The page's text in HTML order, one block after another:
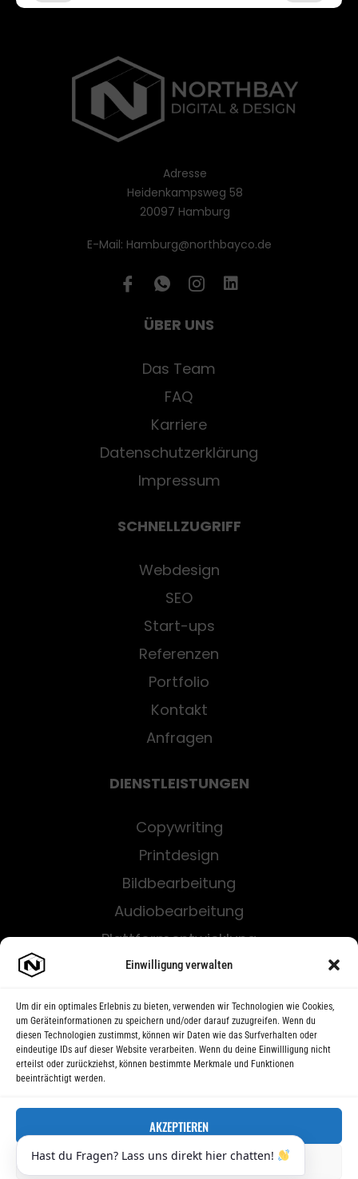
Einwilligung verwalten
Um dir ein optimales Erlebnis zu bieten, verwenden wir Technologien wie Cookies,
um Geräteinformationen zu speichern und/oder darauf zuzugreifen. Wenn du
diesen Technologien zustimmst, können wir Daten wie das Surfverhalten oder
eindeutige IDs auf dieser Website verarbeiten. Wenn du deine Einwillligung nicht
erteilst oder zurückziehst, können bestimmte Merkmale und Funktionen
beeinträchtigt werden.
AKZEPTIEREN
ABLEHNEN
Adresse
Heidenkampsweg 58
20097 Hamburg
E-Mail: Hamburg@northbayco.de
ÜBER UNS
Das Team
FAQ
Karriere
Datenschutzerklärung
Impressum
SCHNELLZUGRIFF
Webdesign
SEO
Start-ups
Referenzen
Portfolio
Kontakt
Anfragen
DIENSTLEISTUNGEN
Copywriting
Printdesign
Bildbearbeitung
Audiobearbeitung
Plattformentwicklung
Softwareentwicklung
Hast du Fragen? Lass uns direkt hier chatten!